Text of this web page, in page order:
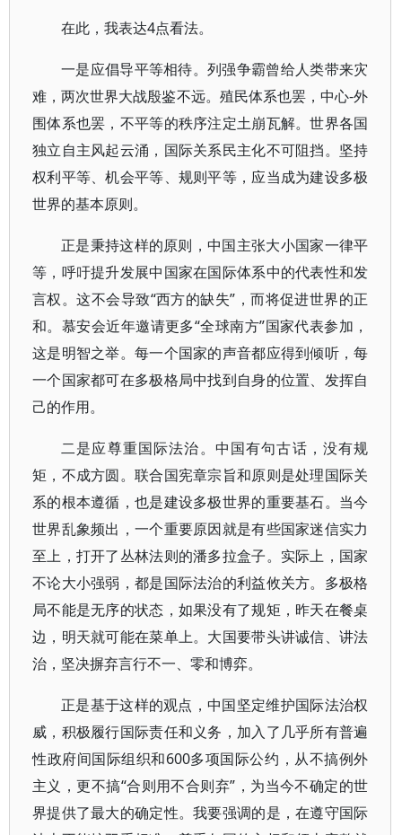
在此，我表达4点看法。
一是应倡导平等相待。列强争霸曾给人类带来灾
难，两次世界大战殷鉴不远。殖民体系也罢，中心-外
围体系也罢，不平等的秩序注定土崩瓦解。世界各国
独立自主风起云涌，国际关系民主化不可阻挡。坚持
权利平等、机会平等、规则平等，应当成为建设多极
世界的基本原则。
正是秉持这样的原则，中国主张大小国家一律平
等，呼吁提升发展中国家在国际体系中的代表性和发
言权。这不会导致“西方的缺失”，而将促进世界的正
和。慕安会近年邀请更多“全球南方”国家代表参加，
这是明智之举。每一个国家的声音都应得到倾听，每
一个国家都可在多极格局中找到自身的位置、发挥自
己的作用。
二是应尊重国际法治。中国有句古话，没有规
矩，不成方圆。联合国宪章宗旨和原则是处理国际关
系的根本遵循，也是建设多极世界的重要基石。当今
世界乱象频出，一个重要原因就是有些国家迷信实力
至上，打开了丛林法则的潘多拉盒子。实际上，国家
不论大小强弱，都是国际法治的利益攸关方。多极格
局不能是无序的状态，如果没有了规矩，昨天在餐桌
边，明天就可能在菜单上。大国要带头讲诚信、讲法
治，坚决摒弃言行不一、零和博弈。
正是基于这样的观点，中国坚定维护国际法治权
威，积极履行国际责任和义务，加入了几乎所有普遍
性政府间国际组织和600多项国际公约，从不搞例外
主义，更不搞“合则用不合则弃”，为当今不确定的世
界提供了最大的确定性。我要强调的是，在遵守国际